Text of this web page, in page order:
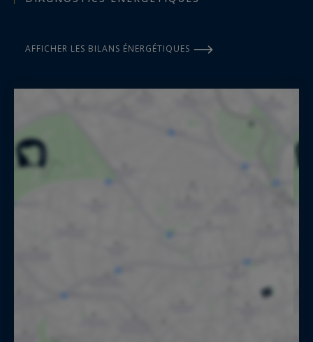
AFFICHER LES BILANS ÉNERGÉTIQUES